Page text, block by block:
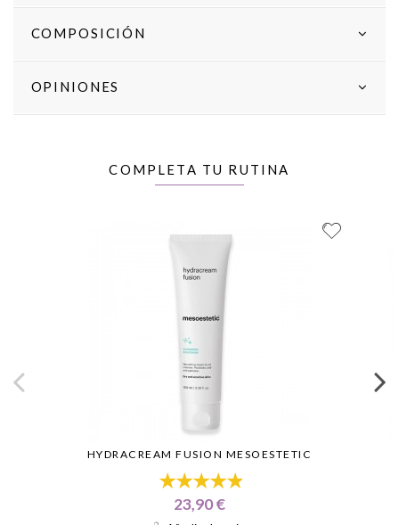
COMPOSICIÓN
OPINIONES
COMPLETA TU RUTINA
HYDRACREAM FUSION MESOESTETIC
23,90 €